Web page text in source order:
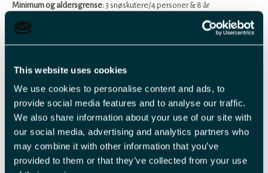
This website uses cookies
We use cookies to personalise content and ads, to
provide social media features and to analyse our traffic.
We also share information about your use of our site with
our social media, advertising and analytics partners who
may combine it with other information that you’ve
provided to them or that they’ve collected from your use
Minimum og aldersgrense:3 snøskutere/4 personer & 8 år
3
-